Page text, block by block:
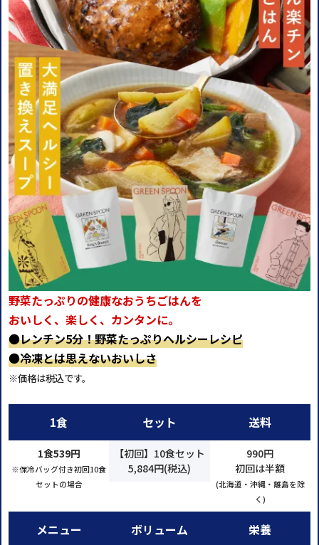
野菜たっぷりの健康なおうちごはんを
おいしく、楽しく、カンタンに。
●レンチン5分！野菜たっぷりヘルシーレシピ
●冷凍とは思えないおいしさ
※価格は税込です。
1食
1食539円
※保冷バッグ付き初回10食
セットの場合
セット
【初回】10食セット
5,884円(税込)
送料
990円
初回は半額
(北海道・沖縄・離島を除
く)
メニュー ボリューム 栄養